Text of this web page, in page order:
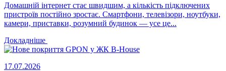
Домашній інтернет стає швидшим, а кількість підключених
пристроїв постійно зростає. Смартфони, телевізори, ноутбуки,
камери, приставки, розумний будинок — усе це...
Докладніше
17.07.2026